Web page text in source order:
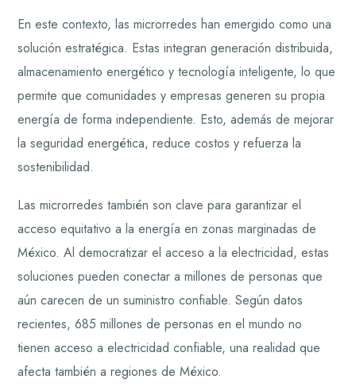
En este contexto, las microrredes han emergido como una
solución estratégica. Estas integran generación distribuida,
almacenamiento energético y tecnología inteligente, lo que
permite que comunidades y empresas generen su propia
energía de forma independiente. Esto, además de mejorar
la seguridad energética, reduce costos y refuerza la
sostenibilidad.
Las microrredes también son clave para garantizar el
acceso equitativo a la energía en zonas marginadas de
México. Al democratizar el acceso a la electricidad, estas
soluciones pueden conectar a millones de personas que
aún carecen de un suministro confiable. Según datos
recientes, 685 millones de personas en el mundo no
tienen acceso a electricidad confiable, una realidad que
afecta también a regiones de México.